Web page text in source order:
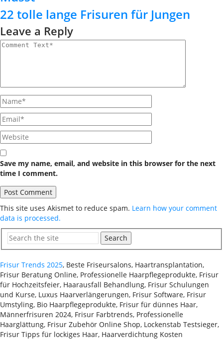
22 tolle lange Frisuren für Jungen
Leave a Reply
Save my name, email, and website in this browser for the next
time I comment.
This site uses Akismet to reduce spam. Learn how your comment
data is processed.
Search
Frisur Trends 2025, Beste Friseursalons, Haartransplantation,
Frisur Beratung Online, Professionelle Haarpflegeprodukte, Frisur
für Hochzeitsfeier, Haarausfall Behandlung, Frisur Schulungen
und Kurse, Luxus Haarverlängerungen, Frisur Software, Frisur
Umstyling, Bio Haarpflegeprodukte, Frisur für dünnes Haar,
Männerfrisuren 2024, Frisur Farbtrends, Professionelle
Haarglättung, Frisur Zubehör Online Shop, Lockenstab Testsieger,
Frisur Tipps für lockiges Haar, Haarverdichtung Kosten